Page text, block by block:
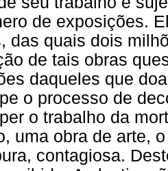
de exposições.
das quais dois
de tais obras
daqueles que
o processo de
o trabalho da
uma obra de arte,
contagiosa.